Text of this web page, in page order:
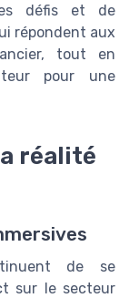
défis et de
répondent aux
tout en
pour une
réalité
de se
sur le secteur